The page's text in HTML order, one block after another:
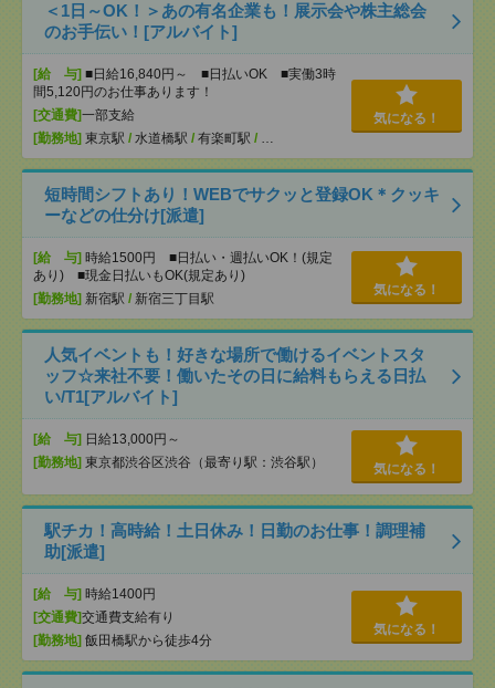
＜1日～OK！＞あの有名企業も！展示会や株主総会
のお手伝い！[アルバイト]
[給 与] ■日給16,840円～ ■日払いOK ■実働3時
間5,120円のお仕事あります！
[交通費]一部支給
[勤務地] 東京駅 / 水道橋駅 / 有楽町駅 / …
気になる！
短時間シフトあり！WEBでサクッと登録OK＊クッキ
ーなどの仕分け[派遣]
[給 与] 時給1500円 ■日払い・週払いOK！(規定
あり) ■現金日払いもOK(規定あり)
[勤務地] 新宿駅 / 新宿三丁目駅
気になる！
人気イベントも！好きな場所で働けるイベントスタ
ッフ☆来社不要！働いたその日に給料もらえる日払
い/T1[アルバイト]
[給 与] 日給13,000円～
[勤務地] 東京都渋谷区渋谷（最寄り駅：渋谷駅） 気になる！
駅チカ！高時給！土日休み！日勤のお仕事！調理補
助[派遣]
[給 与] 時給1400円
[交通費]交通費支給有り
[勤務地] 飯田橋駅から徒歩4分
気になる！